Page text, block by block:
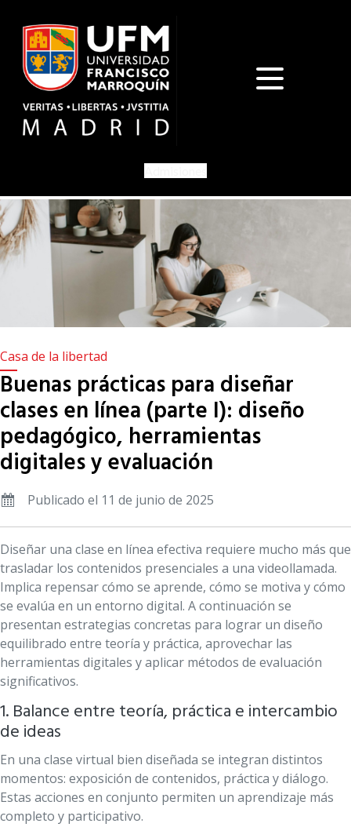
Casa de la libertad
Buenas prácticas para diseñar
clases en línea (parte I): diseño
pedagógico, herramientas
digitales y evaluación
Publicado el 11 de junio de 2025
Diseñar una clase en línea efectiva requiere mucho más que
trasladar los contenidos presenciales a una videollamada.
Implica repensar cómo se aprende, cómo se motiva y cómo
se evalúa en un entorno digital. A continuación se
presentan estrategias concretas para lograr un diseño
equilibrado entre teoría y práctica, aprovechar las
herramientas digitales y aplicar métodos de evaluación
significativos.
1. Balance entre teoría, práctica e intercambio
de ideas
En una clase virtual bien diseñada se integran distintos
momentos: exposición de contenidos, práctica y diálogo.
Estas acciones en conjunto permiten un aprendizaje más
completo y participativo.